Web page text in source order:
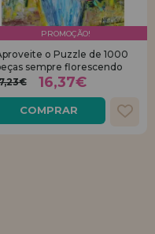
PROMOÇÃO!
o Puzzle de 1000
sempre florescendo
16,37€
COMPRAR